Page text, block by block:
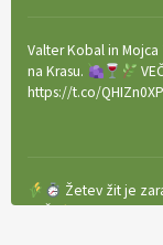
Valter Kobal in
na Krasu.
https://t.co/
Žetev žit je
VEČ
https://t.co/